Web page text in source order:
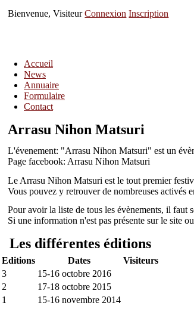
Bienvenue, VisiteurConnexion Inscription
Accueil
News
Annuaire
Formulaire
Contact
Arrasu Nihon Matsuri
L'évenement: "Arrasu Nihon Matsuri" est un
Page facebook: Arrasu Nihon Matsuri
Le Arrasu Nihon Matsuri est le tout premier
Vous pouvez y retrouver de nombreuses activés
Pour avoir la liste de tous les évènements, il faut
Si une information n'est pas présente sur le site
Les différentes éditions
Editions Dates
Visiteurs
3
15-16 octobre 2016
2
17-18 octobre 2015
1
15-16 novembre 2014